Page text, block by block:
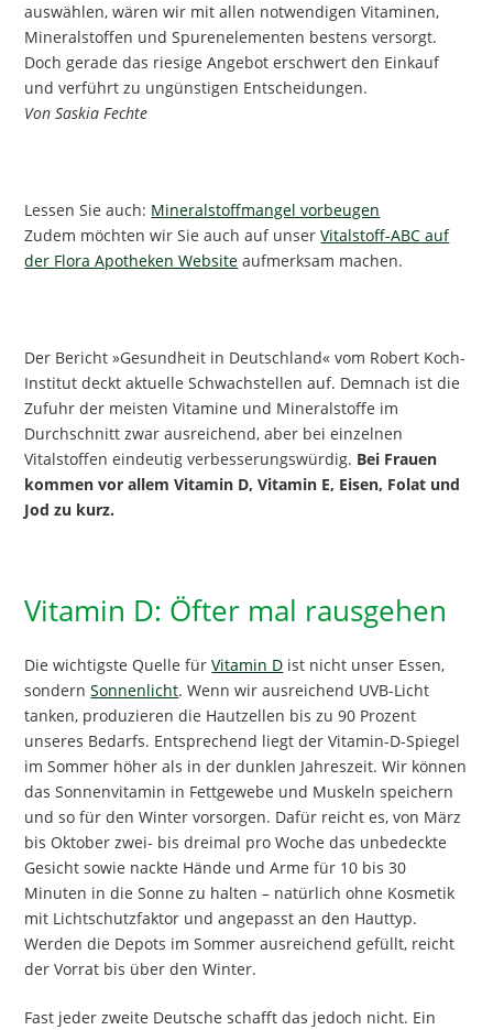
auswählen, wären wir mit allen notwendigen Vitaminen,
Mineralstoffen und Spurenelementen bestens versorgt.
Doch gerade das riesige Angebot erschwert den Einkauf
und verführt zu ungünstigen Entscheidungen.
Von Saskia Fechte
Lessen Sie auch: Mineralstoffmangel vorbeugen
Zudem möchten wir Sie auch auf unserVitalstoff-ABC auf
der Flora Apotheken Website aufmerksam machen.
Der Bericht »Gesundheit in Deutschland« vom Robert Koch-
Institut deckt aktuelle Schwachstellen auf. Demnach ist die
Zufuhr der meisten Vitamine und Mineralstoffe im
Durchschnitt zwar ausreichend, aber bei einzelnen
Vitalstoffen eindeutig verbesserungswürdig. Bei Frauen
kommen vor allem Vitamin D, Vitamin E, Eisen, Folat und
Jod zu kurz.
Vitamin D: Öfter mal rausgehen
Die wichtigste Quelle fürVitamin D ist nicht unser Essen,
sondernSonnenlicht. Wenn wir ausreichend UVB-Licht
tanken, produzieren die Hautzellen bis zu 90 Prozent
unseres Bedarfs. Entsprechend liegt der Vitamin-D-Spiegel
im Sommer höher als in der dunklen Jahreszeit. Wir können
das Sonnenvitamin in Fettgewebe und Muskeln speichern
und so für den Winter vorsorgen. Dafür reicht es, von März
bis Oktober zwei- bis dreimal pro Woche das unbedeckte
Gesicht sowie nackte Hände und Arme für 10 bis 30
Minuten in die Sonne zu halten – natürlich ohne Kosmetik
mit Lichtschutzfaktor und angepasst an den Hauttyp.
Werden die Depots im Sommer ausreichend gefüllt, reicht
der Vorrat bis über den Winter.
Fast jeder zweite Deutsche schafft das jedoch nicht. Ein